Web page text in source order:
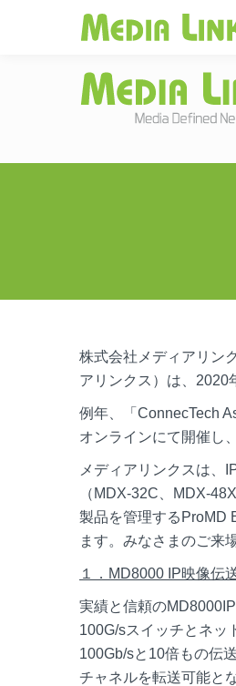
Media LinksJAPAN |
株式会社メディアリン
アリンクス）は、2020
例年、「ConnecTech
オンラインにて開催し
メディアリンクスは、
（MDX-32C、MDX-
製品を管理するProMD
ます。みなさまのご来
１． MD8000 IP映像伝
実績と信頼の
100G/sスイッチとネッ
100Gb/sと10倍もの伝
チャネルを転送可能と